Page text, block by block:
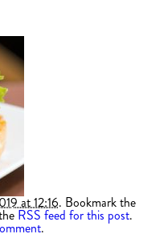
at 12:16. Bookmark the
RSS feed for this post.
.